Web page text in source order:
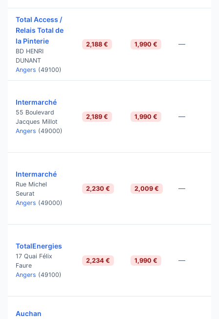
Total Access /
Relais Total de
la Pinterie
BD HENRI
DUNANT
Angers (49100)
2,188 € 1,990 € —
Intermarché
55 Boulevard
Jacques Millot
Angers (49000)
2,189 € 1,990 € —
Intermarché
Rue Michel
Seurat
Angers (49000)
2,230 € 2,009 € —
TotalEnergies
17 Quai Félix
Faure
Angers (49100)
2,234 € 1,990 € —
Auchan